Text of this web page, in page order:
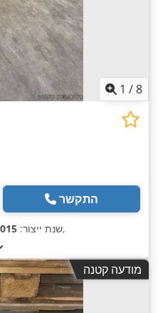
1 /8
התקשר
שנת ייצור:,
מודעה קטנה